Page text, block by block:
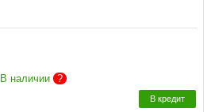
В наличии ?
В кредит